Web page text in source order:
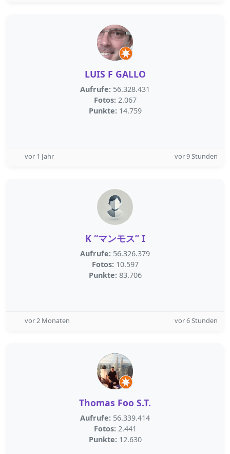
LUIS F GALLO
Aufrufe: 56.328.431
Fotos: 2.067
Punkte: 14.759
vor 1 Jahr vor 9 Stunden
K “マンモス” I
Aufrufe: 56.326.379
Fotos: 10.597
Punkte: 83.706
vor 2 Monaten vor 6 Stunden
Thomas Foo S.T.
Aufrufe: 56.339.414
Fotos: 2.441
Punkte: 12.630